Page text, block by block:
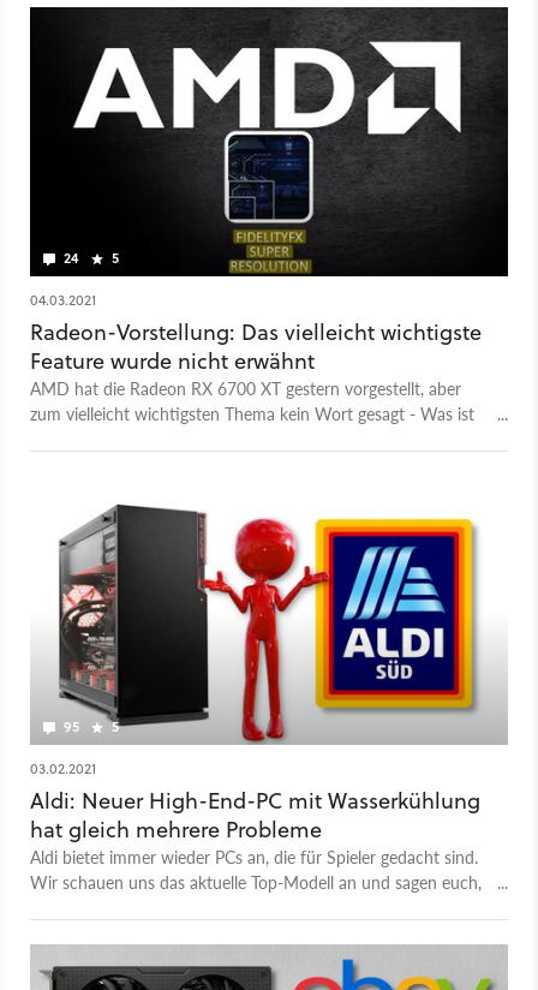
24 5
04.03.2021
Radeon-Vorstellung: Das vielleicht wichtigste
Feature wurde nicht erwähnt
AMD hat die Radeon RX 6700 XT gestern vorgestellt, aber
zum vielleicht wichtigsten Thema kein Wort gesagt - Was ist
95 5
03.02.2021
Aldi: Neuer High-End-PC mit Wasserkühlung
hat gleich mehrere Probleme
Aldi bietet immer wieder PCs an, die für Spieler gedacht sind.
Wir schauen uns das aktuelle Top-Modell an und sagen euch,